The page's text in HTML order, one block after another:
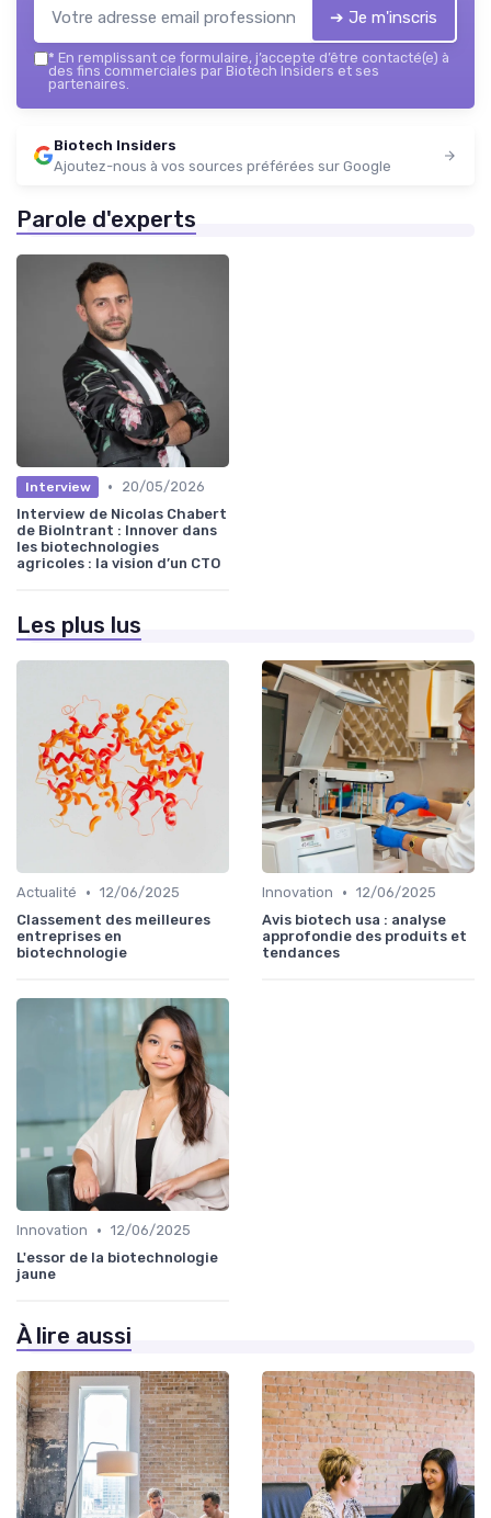
➔ Je m'inscris
* En remplissant ce formulaire, j’accepte d’être contacté(e) à
des fins commerciales par Biotech Insiders et ses
partenaires.
Biotech Insiders
Ajoutez-nous à vos sources préférées sur Google
Parole d'experts
Interview •
20/05/2026
Interview de Nicolas Chabert
de BioIntrant : Innover dans
les biotechnologies
agricoles : la vision d’un CTO
Les plus lus
Actualité • 12/06/2025
Classement des meilleures
entreprises en
biotechnologie
Innovation • 12/06/2025
Avis biotech usa : analyse
approfondie des produits et
tendances
Innovation • 12/06/2025
L'essor de la biotechnologie
jaune
À lire aussi